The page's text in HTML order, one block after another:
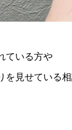
ている方や
を見せている